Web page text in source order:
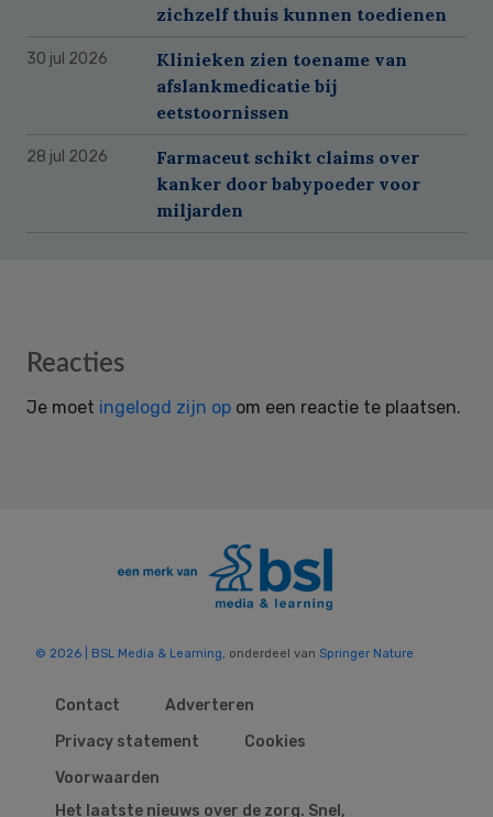
zichzelf thuis kunnen toedienen
30 jul 2026
Klinieken zien toename van
afslankmedicatie bij
eetstoornissen
28 jul 2026
Farmaceut schikt claims over
kanker door babypoeder voor
miljarden
Reader
Reacties
Je moet ingelogd zijn op om een reactie te plaatsen.
© 2026 | BSL Media & Learning, onderdeel van Springer Nature
Contact
Adverteren
Privacy statement
Cookies
Voorwaarden
Het laatste nieuws over de zorg. Snel,